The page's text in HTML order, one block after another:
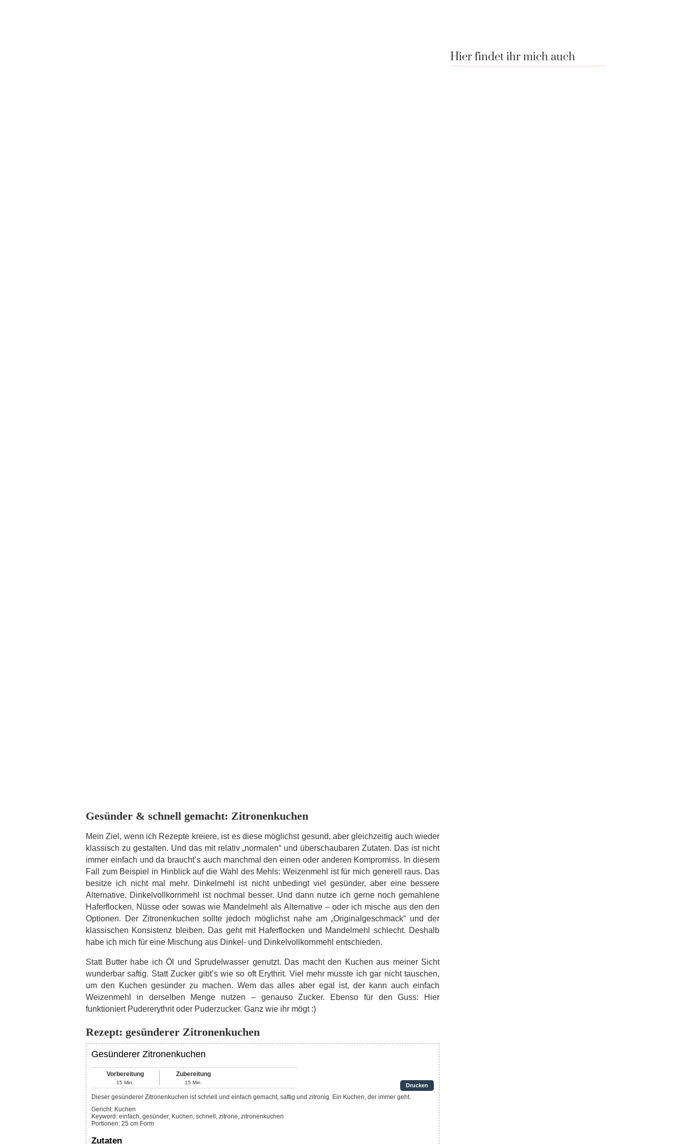
Gesünder & schnell gemacht: Zitronenkuchen
Mein Ziel, wenn ich Rezepte kreiere, ist es diese möglichst gesund, aber gleichzeitig auch wieder
klassisch zu gestalten. Und das mit relativ „normalen“ und überschaubaren Zutaten. Das ist nicht
immer einfach und da braucht’s auch manchmal den einen oder anderen Kompromiss. In diesem
Fall zum Beispiel in Hinblick auf die Wahl des Mehls: Weizenmehl ist für mich generell raus. Das
besitze ich nicht mal mehr. Dinkelmehl ist nicht unbedingt viel gesünder, aber eine bessere
Alternative. Dinkelvollkornmehl ist nochmal besser. Und dann nutze ich gerne noch gemahlene
Haferflocken, Nüsse oder sowas wie Mandelmehl als Alternative – oder ich mische aus den den
Optionen. Der Zitronenkuchen sollte jedoch möglichst nahe am „Originalgeschmack“ und der
klassischen Konsistenz bleiben. Das geht mit Haferflocken und Mandelmehl schlecht. Deshalb
habe ich mich für eine Mischung aus Dinkel- und Dinkelvollkornmehl entschieden.
Statt Butter habe ich Öl und Sprudelwasser genutzt. Das macht den Kuchen aus meiner Sicht
wunderbar saftig. Statt Zucker gibt’s wie so oft Erythrit. Viel mehr musste ich gar nicht tauschen,
um den Kuchen gesünder zu machen. Wem das alles aber egal ist, der kann auch einfach
Weizenmehl in derselben Menge nutzen – genauso Zucker. Ebenso für den Guss: Hier
funktioniert Pudererythrit oder Puderzucker. Ganz wie ihr mögt :)
Rezept: gesünderer Zitronenkuchen
Drucken
Gesünderer Zitronenkuchen
Vorbereitung
15 Min.
Zubereitung
15 Min.
Dieser gesünderer Zitronenkuchen ist schnell und einfach gemacht, saftig und zitronig. Ein Kuchen, der immer geht.
Gericht: Kuchen
Keyword: einfach, gesünder, Kuchen, schnell, zitrone, zitronenkuchen
Portionen: 25 cm Form
Zutaten
Hier findet ihr mich auch